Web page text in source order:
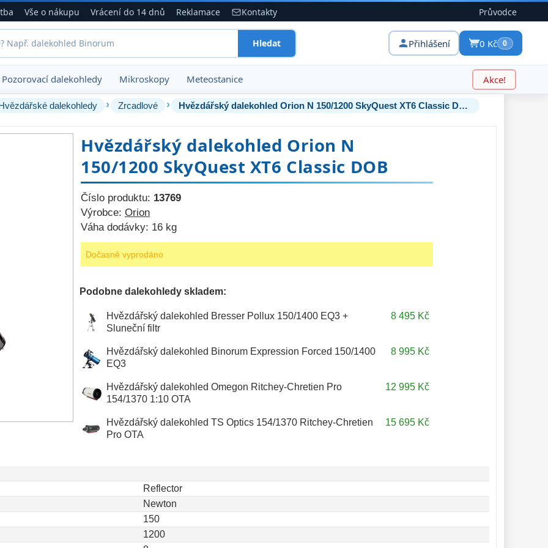
Vše o nákupu Vrácení do 14 dnů Reklamace Kontakty Průvodce
Hledat Přihlášení 0 Kč 0
Pozorovací dalekohledy Mikroskopy Meteostanice Akce!
dalekohledy › Zrcadlové › Hvězdářský dalekohled Orion N 150/1200 SkyQuest XT6 Classic DOB
Hvězdářský dalekohled Orion N
150/1200 SkyQuest XT6 Classic DOB
Číslo produktu: 13769
Výrobce: Orion
Váha dodávky: 16 kg
Dočasně vyprodáno
Podobne dalekohledy skladem:
Hvězdářský dalekohled Bresser Pollux 150/1400 EQ3 +
Sluneční filtr
8 495 Kč
Hvězdářský dalekohled Binorum Expression Forced 150/1400
EQ3
8 995 Kč
Hvězdářský dalekohled Omegon Ritchey-Chretien Pro
154/1370 1:10 OTA
12 995 Kč
Hvězdářský dalekohled TS Optics 154/1370 Ritchey-Chretien
Pro OTA
15 695 Kč
Reflector
Newton
150
1200